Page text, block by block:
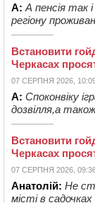
А: А пенсія так
регіону
Встановити
Черкасах
07 СЕРПНЯ 2026,
А: Споконвіку
дозвілля,а
Встановити
Черкасах
07 СЕРПНЯ 2026,
Анатолій: Не
місті в садочках